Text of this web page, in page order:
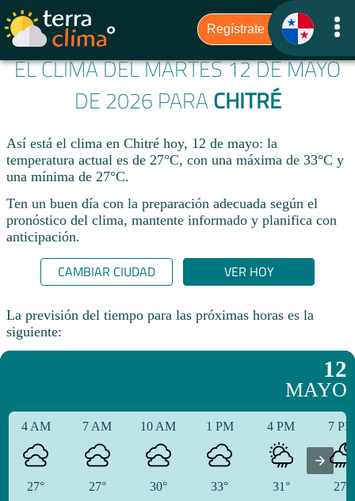
EL CLIMA DEL MARTES 12 DE MAYO
DE 2026 PARA CHITRÉ
Así está el clima en Chitré hoy, 12 de mayo: la
temperatura actual es de 27°C, con una máxima de 33°C y
una mínima de 27°C.
Ten un buen día con la preparación adecuada según el
pronóstico del clima, mantente informado y planifica con
anticipación.​
CAMBIAR CIUDAD VER HOY
La previsión del tiempo para las próximas horas es la
siguiente:
12
MAYO
4 AM
27°
7 AM
27°
10 AM
30°
1 PM
33°
4 PM
31°
7
27°